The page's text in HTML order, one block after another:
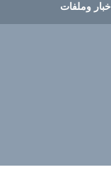
أخبار وملفات